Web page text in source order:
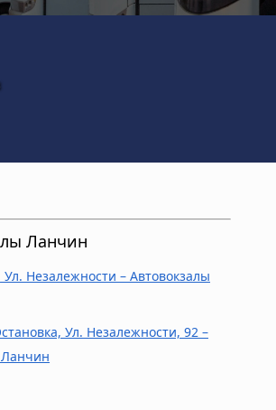
Ланчин
Незалежности – Автовокзалы
Ул. Незалежности, 92 –